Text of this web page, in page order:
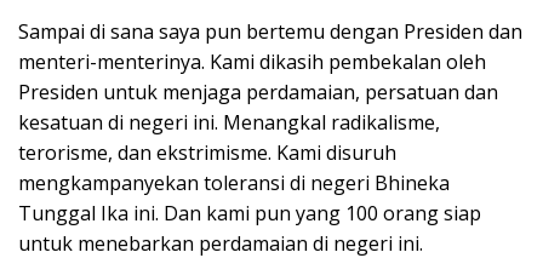
Sampai di sana saya pun bertemu dengan Presiden dan
menteri-menterinya. Kami dikasih pembekalan oleh
Presiden untuk menjaga perdamaian, persatuan dan
kesatuan di negeri ini. Menangkal radikalisme,
terorisme, dan ekstrimisme. Kami disuruh
mengkampanyekan toleransi di negeri Bhineka
Tunggal Ika ini. Dan kami pun yang 100 orang siap
untuk menebarkan perdamaian di negeri ini.